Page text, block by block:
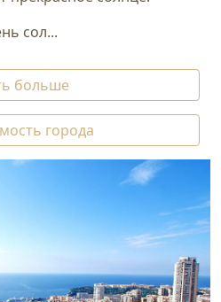
сол...
больше
города